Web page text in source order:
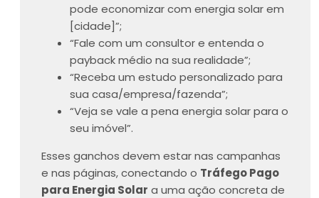
pode economizar com energia solar em
[cidade]”;
“Fale com um consultor e entenda o
payback médio na sua realidade”;
“Receba um estudo personalizado para
sua casa/empresa/fazenda”;
“Veja se vale a pena energia solar para o
seu imóvel”.
Esses ganchos devem estar nas campanhas
e nas páginas, conectando o Tráfego Pago
para Energia Solar a uma ação concreta de